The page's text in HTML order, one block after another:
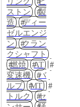
ストン
製
造
ディー
ゼルエンジ
ン
クラン
クシャフト
燃焼
AT
変速機
バ
ルブ
MT
トルク
セ